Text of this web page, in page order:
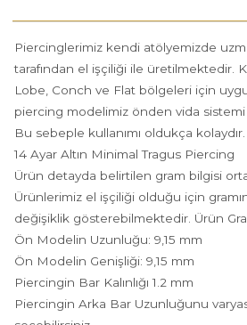
Piercinglerimiz kendi atölyemizde
tarafından el işçiliği ile üretilmektedir.
Lobe, Conch ve Flat bölgeleri için
piercing modelimiz önden vida
Bu sebeple kullanımı oldukça kolaydır.
14 Ayar Altın Minimal Tragus Piercing
Ürün detayda belirtilen gram bilgisi
Ürünlerimiz el işçiliği olduğu için
değişiklik gösterebilmektedir. Ürün
Ön Modelin Uzunluğu: 9,15 mm
Ön Modelin Genişliği: 9,15 mm
Piercingin Bar Kalınlığı 1.2 mm
Piercingin Arka Bar Uzunluğunu